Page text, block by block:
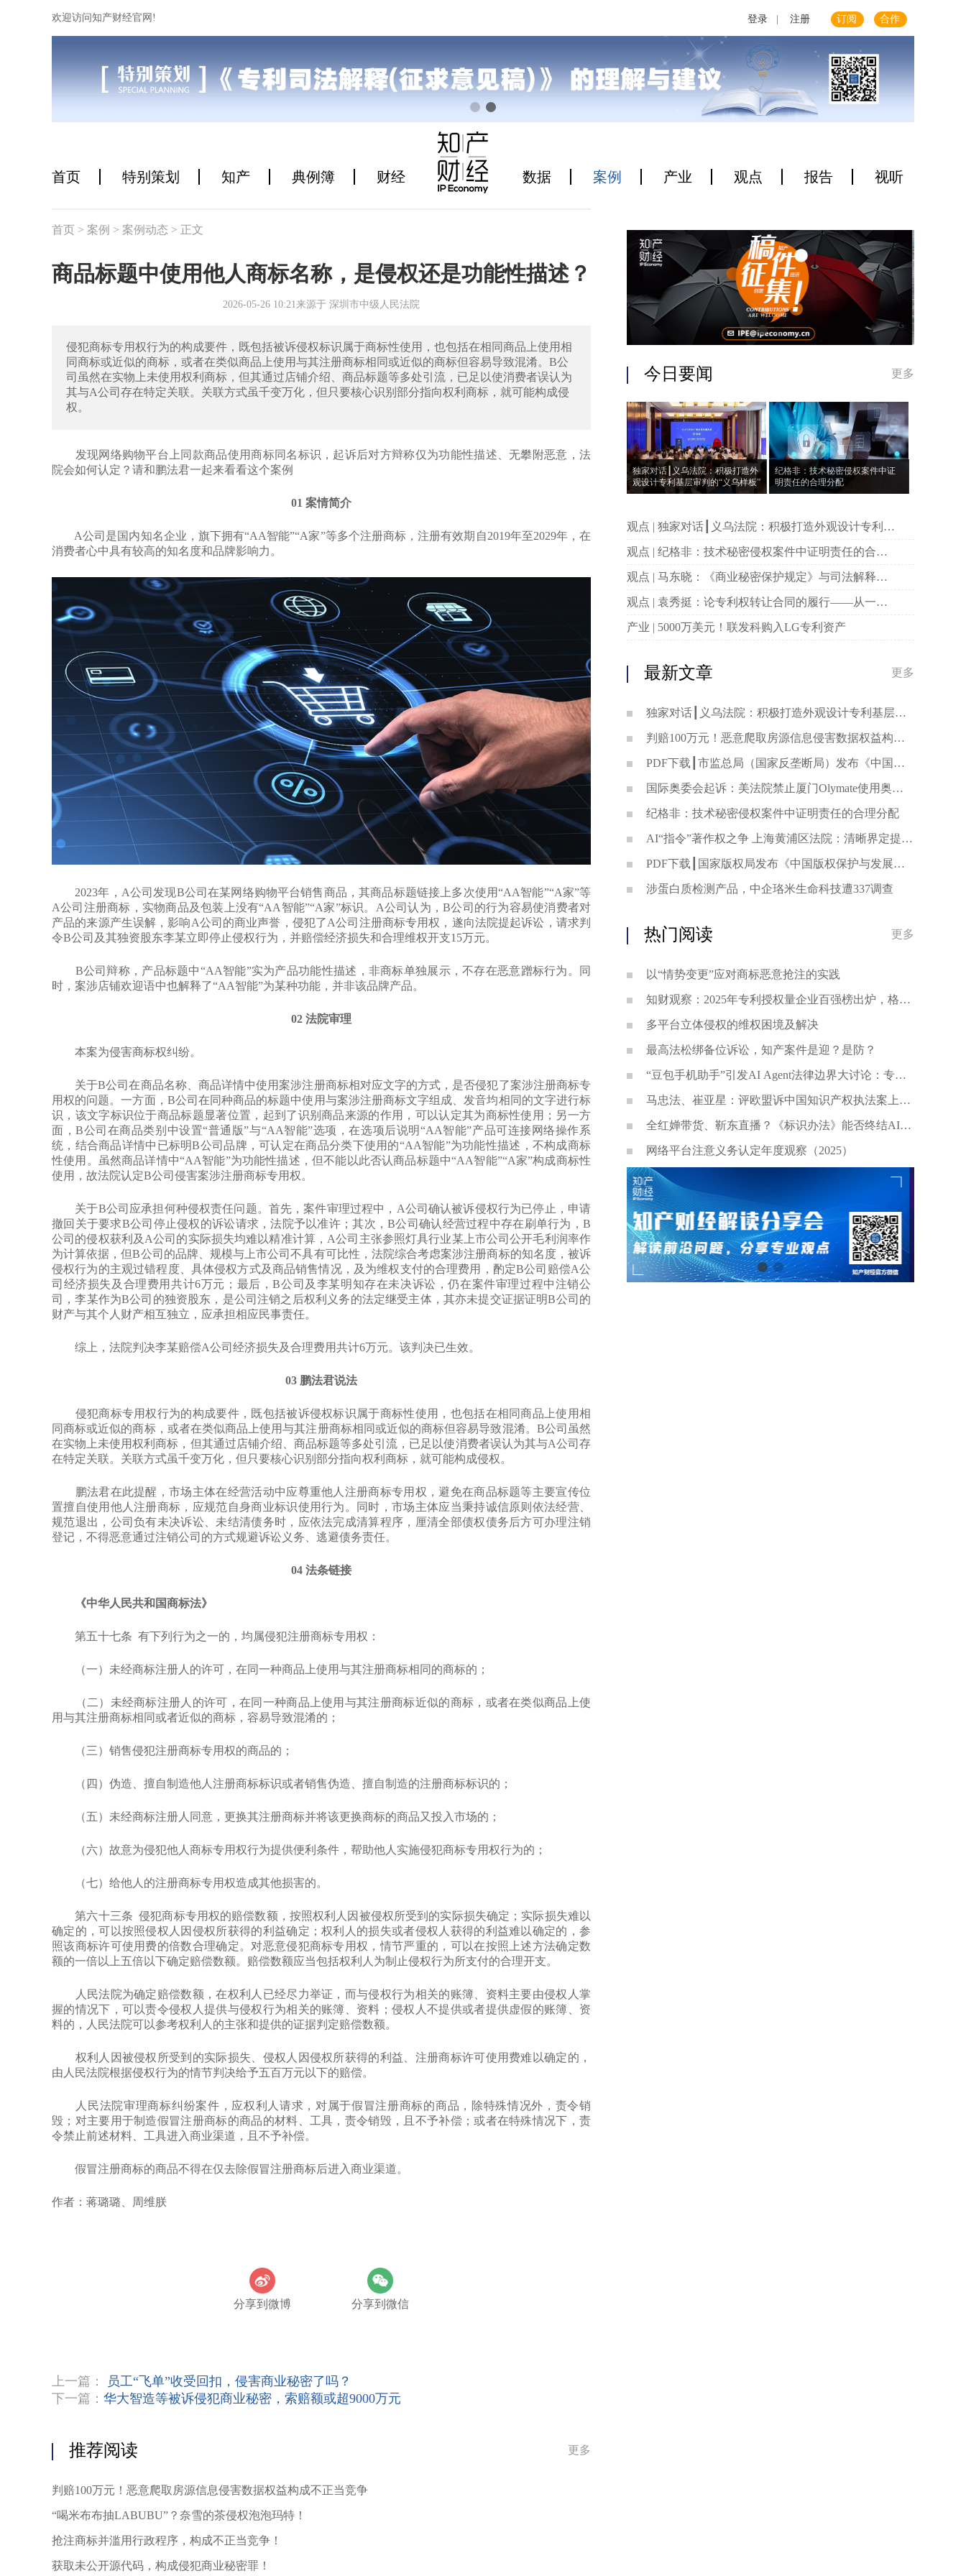
欢迎访问知产财经官网! 登录 注册 订阅 合作
首页 特别策划 知产 典例簿 财经 数据 案例 产业 观点 报告 视听
首页 > 案例 > 案例动态 > 正文
商品标题中使用他人商标名称，是侵权还是功能性描述？
2026-05-26 10:21来源于 深圳市中级人民法院
侵犯商标专用权行为的构成要件，既包括被诉侵权标识属于商标性使用，也包括在相同商品上使用相
同商标或近似的商标，或者在类似商品上使用与其注册商标相同或近似的商标但容易导致混淆。B公
司虽然在实物上未使用权利商标，但其通过店铺介绍、商品标题等多处引流，已足以使消费者误认为
其与A公司存在特定关联。关联方式虽千变万化，但只要核心识别部分指向权利商标，就可能构成侵
权。
发现网络购物平台上同款商品使用商标同名标识，起诉后对方辩称仅为功能性描述、无攀附恶意，法
院会如何认定？请和鹏法君一起来看看这个案例
01 案情简介
A公司是国内知名企业，旗下拥有“AA智能”“A家”等多个注册商标，注册有效期自2019年至2029年，在
消费者心中具有较高的知名度和品牌影响力。
2023年，A公司发现B公司在某网络购物平台销售商品，其商品标题链接上多次使用“AA智能”“A家”等
A公司注册商标，实物商品及包装上没有“AA智能”“A家”标识。A公司认为，B公司的行为容易使消费者对
产品的来源产生误解，影响A公司的商业声誉，侵犯了A公司注册商标专用权，遂向法院提起诉讼，请求判
令B公司及其独资股东李某立即停止侵权行为，并赔偿经济损失和合理维权开支15万元。
B公司辩称，产品标题中“AA智能”实为产品功能性描述，非商标单独展示，不存在恶意蹭标行为。同
时，案涉店铺欢迎语中也解释了“AA智能”为某种功能，并非该品牌产品。
02 法院审理
本案为侵害商标权纠纷。
关于B公司在商品名称、商品详情中使用案涉注册商标相对应文字的方式，是否侵犯了案涉注册商标专
用权的问题。一方面，B公司在同种商品的标题中使用与案涉注册商标文字组成、发音均相同的文字进行标
识，该文字标识位于商品标题显著位置，起到了识别商品来源的作用，可以认定其为商标性使用；另一方
面，B公司在商品类别中设置“普通版”与“AA智能”选项，在选项后说明“AA智能”产品可连接网络操作系
统，结合商品详情中已标明B公司品牌，可认定在商品分类下使用的“AA智能”为功能性描述，不构成商标
性使用。虽然商品详情中“AA智能”为功能性描述，但不能以此否认商品标题中“AA智能”“A家”构成商标性
使用，故法院认定B公司侵害案涉注册商标专用权。
关于B公司应承担何种侵权责任问题。首先，案件审理过程中，A公司确认被诉侵权行为已停止，申请
撤回关于要求B公司停止侵权的诉讼请求，法院予以准许；其次，B公司确认经营过程中存在刷单行为，B
公司的侵权获利及A公司的实际损失均难以精准计算，A公司主张参照灯具行业某上市公司公开毛利润率作
为计算依据，但B公司的品牌、规模与上市公司不具有可比性，法院综合考虑案涉注册商标的知名度，被诉
侵权行为的主观过错程度、具体侵权方式及商品销售情况，及为维权支付的合理费用，酌定B公司赔偿A公
司经济损失及合理费用共计6万元；最后，B公司及李某明知存在未决诉讼，仍在案件审理过程中注销公
司，李某作为B公司的独资股东，是公司注销之后权利义务的法定继受主体，其亦未提交证据证明B公司的
财产与其个人财产相互独立，应承担相应民事责任。
综上，法院判决李某赔偿A公司经济损失及合理费用共计6万元。该判决已生效。
03 鹏法君说法
侵犯商标专用权行为的构成要件，既包括被诉侵权标识属于商标性使用，也包括在相同商品上使用相
同商标或近似的商标，或者在类似商品上使用与其注册商标相同或近似的商标但容易导致混淆。B公司虽然
在实物上未使用权利商标，但其通过店铺介绍、商品标题等多处引流，已足以使消费者误认为其与A公司存
在特定关联。关联方式虽千变万化，但只要核心识别部分指向权利商标，就可能构成侵权。
鹏法君在此提醒，市场主体在经营活动中应尊重他人注册商标专用权，避免在商品标题等主要宣传位
置擅自使用他人注册商标，应规范自身商业标识使用行为。同时，市场主体应当秉持诚信原则依法经营、
规范退出，公司负有未决诉讼、未结清债务时，应依法完成清算程序，厘清全部债权债务后方可办理注销
登记，不得恶意通过注销公司的方式规避诉讼义务、逃避债务责任。
04 法条链接
《中华人民共和国商标法》
第五十七条 有下列行为之一的，均属侵犯注册商标专用权：
（一）未经商标注册人的许可，在同一种商品上使用与其注册商标相同的商标的；
（二）未经商标注册人的许可，在同一种商品上使用与其注册商标近似的商标，或者在类似商品上使
用与其注册商标相同或者近似的商标，容易导致混淆的；
（三）销售侵犯注册商标专用权的商品的；
（四）伪造、擅自制造他人注册商标标识或者销售伪造、擅自制造的注册商标标识的；
（五）未经商标注册人同意，更换其注册商标并将该更换商标的商品又投入市场的；
（六）故意为侵犯他人商标专用权行为提供便利条件，帮助他人实施侵犯商标专用权行为的；
（七）给他人的注册商标专用权造成其他损害的。
第六十三条 侵犯商标专用权的赔偿数额，按照权利人因被侵权所受到的实际损失确定；实际损失难以
确定的，可以按照侵权人因侵权所获得的利益确定；权利人的损失或者侵权人获得的利益难以确定的，参
照该商标许可使用费的倍数合理确定。对恶意侵犯商标专用权，情节严重的，可以在按照上述方法确定数
额的一倍以上五倍以下确定赔偿数额。赔偿数额应当包括权利人为制止侵权行为所支付的合理开支。
人民法院为确定赔偿数额，在权利人已经尽力举证，而与侵权行为相关的账簿、资料主要由侵权人掌
握的情况下，可以责令侵权人提供与侵权行为相关的账簿、资料；侵权人不提供或者提供虚假的账簿、资
料的，人民法院可以参考权利人的主张和提供的证据判定赔偿数额。
权利人因被侵权所受到的实际损失、侵权人因侵权所获得的利益、注册商标许可使用费难以确定的，
由人民法院根据侵权行为的情节判决给予五百万元以下的赔偿。
人民法院审理商标纠纷案件，应权利人请求，对属于假冒注册商标的商品，除特殊情况外，责令销
毁；对主要用于制造假冒注册商标的商品的材料、工具，责令销毁，且不予补偿；或者在特殊情况下，责
令禁止前述材料、工具进入商业渠道，且不予补偿。
假冒注册商标的商品不得在仅去除假冒注册商标后进入商业渠道。
作者：蒋璐璐、周维朕
分享到微博 分享到微信
上一篇：
员工“飞单”收受回扣，侵害商业秘密了吗？
下一篇： 华大智造等被诉侵犯商业秘密，索赔额或超9000万元
推荐阅读 更多
判赔100万元！恶意爬取房源信息侵害数据权益构成不正当竞争
“喝米布布抽LABUBU”？奈雪的茶侵权泡泡玛特！
抢注商标并滥用行政程序，构成不正当竞争！
获取未公开源代码，构成侵犯商业秘密罪！
今日要闻 更多
独家对话┃义乌法院：积极打造外
观设计专利基层审判的“义乌样板”
纪格非：技术秘密侵权案件中证
明责任的合理分配
观点 | 独家对话┃义乌法院：积极打造外观设计专利基
层审判的“义乌样板”
观点 | 纪格非：技术秘密侵权案件中证明责任的合理
分配
观点 | 马东晓：《商业秘密保护规定》与司法解释的
对比与变化
观点 | 袁秀挺：论专利权转让合同的履行——从一则
案例谈起
产业 | 5000万美元！联发科购入LG专利资产
最新文章 更多
独家对话┃义乌法院：积极打造外观设计专利基层审
判的“义乌样板”
判赔100万元！恶意爬取房源信息侵害数据权益构成
不正当竞争
PDF下载┃市监总局（国家反垄断局）发布《中国反
垄断执法年度报告（2025）》
国际奥委会起诉：美法院禁止厦门Olymate使用奥运
标志
纪格非：技术秘密侵权案件中证明责任的合理分配
AI“指令”著作权之争 上海黄浦区法院：清晰界定提示
词独创性表达的标准
PDF下载┃国家版权局发布《中国版权保护与发展状
况（2025）》
涉蛋白质检测产品，中企珞米生命科技遭337调查
热门阅读 更多
以“情势变更”应对商标恶意抢注的实践
知财观察：2025年专利授权量企业百强榜出炉，格力
等头部企业引领创新浪潮
多平台立体侵权的维权困境及解决
最高法松绑备位诉讼，知产案件是迎？是防？
“豆包手机助手”引发AI Agent法律边界大讨论：专家
深度剖析数据合规与竞争秩序
马忠法、崔亚星：评欧盟诉中国知识产权执法案上诉
仲裁裁决
全红婵带货、靳东直播？《标识办法》能否终结AI拟
声乱象？
网络平台注意义务认定年度观察（2025）